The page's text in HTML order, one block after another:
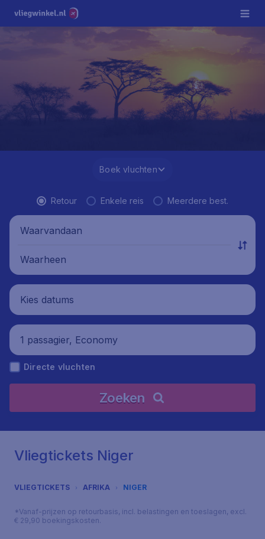
Boek vluchten
Retour Enkele reis Meerdere best.
Waarvandaan
Waarheen
Kies datums
1 passagier, Economy
Directe vluchten
Zoeken
Vliegtickets Niger
VLIEGTICKETS AFRIKA NIGER
*Vanaf-prijzen op retourbasis, incl. belastingen en toeslagen, excl.
€ 29,90 boekingskosten.